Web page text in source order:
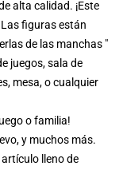
alta calidad. ¡Este
figuras están
de las manchas "
juegos, sala de
mesa, o cualquier
o familia!
y muchos más.
lleno de